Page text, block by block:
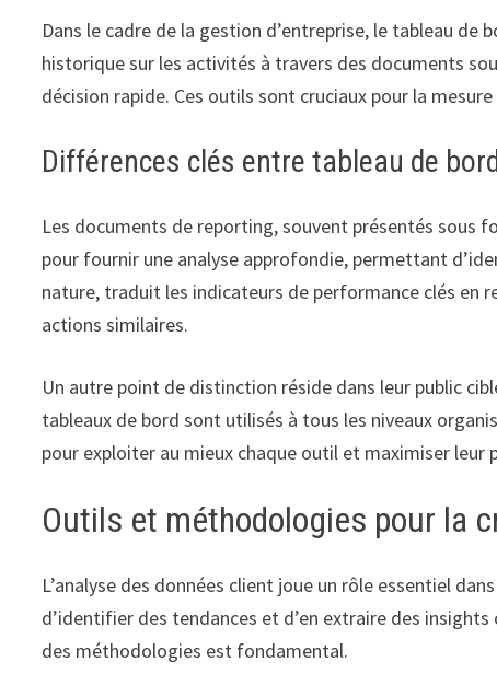
Dans le cadre de la gestion d’entreprise, le tableau
historique sur les activités à travers des documents
décision rapide. Ces outils sont cruciaux pour la
Différences clés entre tableau de
Les documents de reporting, souvent présentés sous
pour fournir une analyse approfondie, permettant
nature, traduit les indicateurs de performance clés en
actions similaires.
Un autre point de distinction réside dans leur public
tableaux de bord sont utilisés à tous les niveaux
pour exploiter au mieux chaque outil et maximiser leur
Outils et méthodologies pour la
L’analyse des données client joue un rôle essentiel
d’identifier des tendances et d’en extraire des
des méthodologies est fondamental.